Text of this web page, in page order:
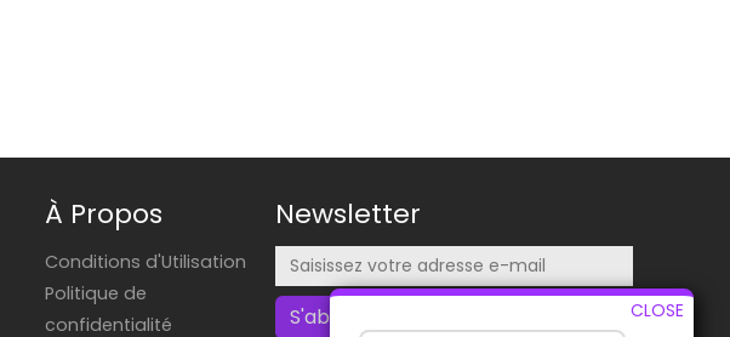
CLOSE
À Propos
Conditions d'Utilisation
Politique de
confidentialité
Newsletter
S'abonner